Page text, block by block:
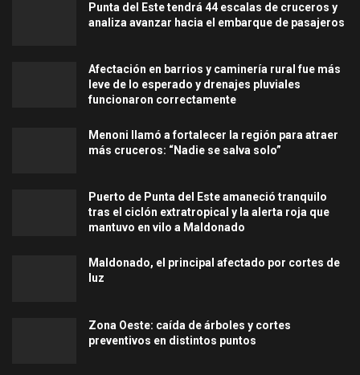
Punta del Este tendrá 44 escalas de cruceros y
analiza avanzar hacia el embarque de pasajeros
Afectación en barrios y caminería rural fue más
leve de lo esperado y drenajes pluviales
funcionaron correctamente
Menoni llamó a fortalecer la región para atraer
más cruceros: “Nadie se salva solo”
Puerto de Punta del Este amaneció tranquilo
tras el ciclón extratropical y la alerta roja que
mantuvo en vilo a Maldonado
Maldonado, el principal afectado por cortes de
luz
Zona Oeste: caída de árboles y cortes
preventivos en distintos puntos